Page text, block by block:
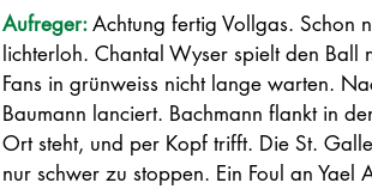
Aufreger: Achtung fertig Vollgas. Schon
lichterloh. Chantal Wyser spielt den Ball
Fans in grünweiss nicht lange warten.
Baumann lanciert. Bachmann flankt in
Ort steht, und per Kopf trifft. Die St.
nur schwer zu stoppen. Ein Foul an Yael